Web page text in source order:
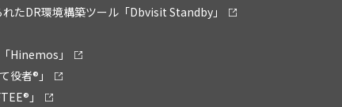
たDR環境構築ツール「Dbvisit Standby」
Hinemos」
役者®」
」